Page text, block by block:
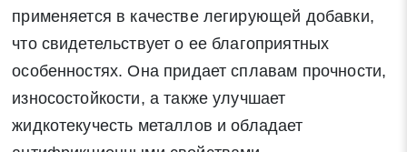
применяется в качестве легирующей добавки,
что свидетельствует о ее благоприятных
особенностях. Она придает сплавам прочности,
износостойкости, а также улучшает
жидкотекучесть металлов и обладает